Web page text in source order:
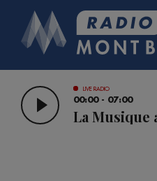
LIVE RADIO
00:00 - 07:00